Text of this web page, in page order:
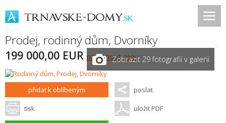
Prodej, rodinný dům, Dvorníky
199 000,00 EUR navrhnout cenuZobrazit 29 fotografií v galerii
přidat k oblíbeným poslat
tisk uložit PDF